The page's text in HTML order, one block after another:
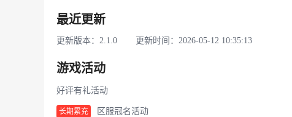
最近更新
更新版本：2.1.0 更新时间：2026-05-12 10:35:13
游戏活动
好评有礼活动
长期累充 区服冠名活动